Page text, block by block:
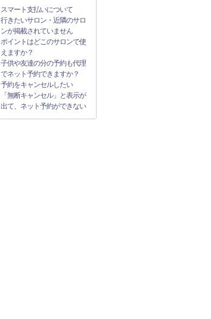
スマート支払いについて
行きたいサロン・近隣のサロ
ンが掲載されていません
ポイントはどこのサロンで使
えますか？
子供や友達の分の予約も代理
でネット予約できますか？
予約をキャンセルしたい
「無断キャンセル」と表示が
出て、ネット予約ができない